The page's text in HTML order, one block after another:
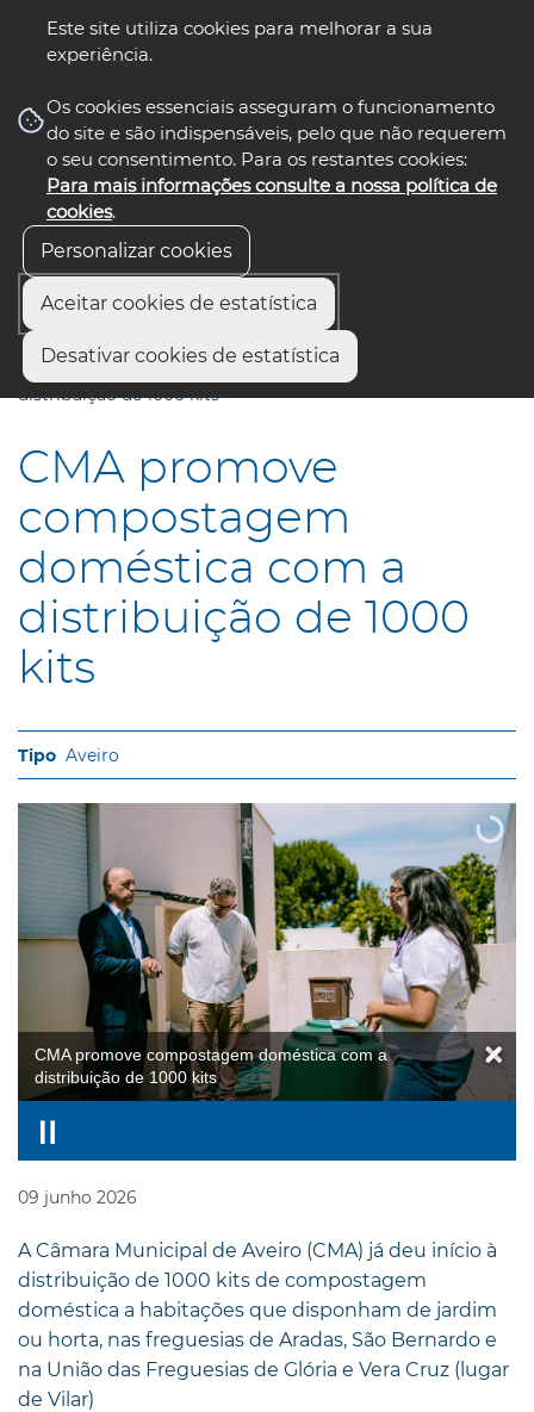
Este site utiliza cookies para melhorar a sua
experiência.
Os cookies essenciais asseguram o funcionamento
do site e são indispensáveis, pelo que não requerem
o seu consentimento. Para os restantes cookies:
Para mais informações consulte a nossa política de
cookies.
Personalizar cookies
Aceitar cookies de estatística
Desativar cookies de estatística
nos select language
Início
CMA promove compostagem doméstica com a
distribuição de 1000 kits
CMA promove
compostagem
doméstica com a
distribuição de 1000
kits
Aveiro
CMA promove compostagem doméstica com a
distribuição de 1000 kits
09 junho 2026
A Câmara Municipal de Aveiro (CMA) já deu início à
distribuição de 1000 kits de compostagem
doméstica a habitações que disponham de jardim
ou horta, nas freguesias de Aradas, São Bernardo e
na União das Freguesias de Glória e Vera Cruz (lugar
de Vilar)